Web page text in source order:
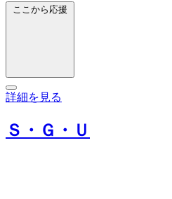
ここから応援
詳細を見る
Ｓ・Ｇ・Ｕ